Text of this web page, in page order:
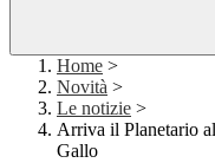
Home >
Novità >
Le notizie >
Arriva il Planetario
Gallo